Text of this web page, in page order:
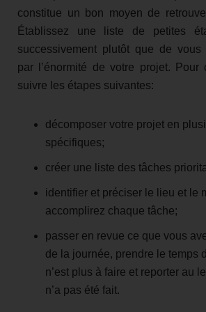
constitue un bon moyen de
Établissez une liste de petites
successivement plutôt que de vous
par l’énormité de votre projet. Pour
suivre les étapes suivantes:
décomposer votre projet en
spécifiques;
créer une liste des tâches
identifier et préciser le lieu et le
accomplirez chaque tâche;
passer en revue ce que vous
de la journée, prendre le temps
n’est plus à faire et reporter au
n’a pas été fait.